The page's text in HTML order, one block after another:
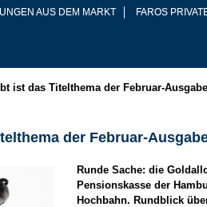
AUS DEM MARKT
FAROS
ist das Titelthema der Februar-Ausgabe
der Februar-
Runde Sache: die
Pensionskasse der
Hochbahn. Rundblick